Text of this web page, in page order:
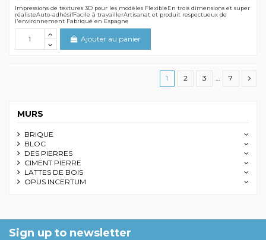
Impressions de textures 3D pour les modèles FlexibleEn trois dimensions et super
réalisteAuto-adhésifFacile à travaillerArtisanat et produit respectueux de
l'environnement Fabriqué en Espagne
Ajouter au panier
1 2 3 … 7
MURS
BRIQUE
BLOC
DES PIERRES
CIMENT PIERRE
LATTES DE BOIS
OPUS INCERTUM
Sign up to newsletter